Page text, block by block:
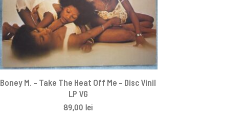
Boney M. – Take The Heat Off Me – Disc Vinil
LP VG
89,00 lei